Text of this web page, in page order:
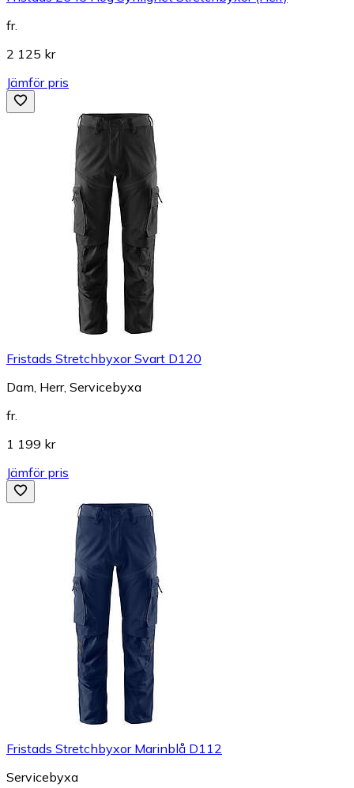
fr.
2 125 kr
Jämför pris
Fristads Stretchbyxor Svart D120
Dam, Herr, Servicebyxa
fr.
1 199 kr
Jämför pris
Fristads Stretchbyxor Marinblå D112
Servicebyxa